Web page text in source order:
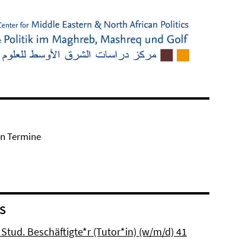
Termine
Beschäftigte*r (Tutor*in) (w/m/d) 41